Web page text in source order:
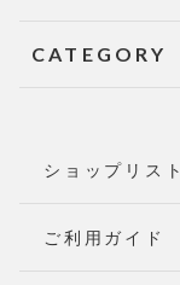
CATEGORY
ショップリスト
ご利用ガイド